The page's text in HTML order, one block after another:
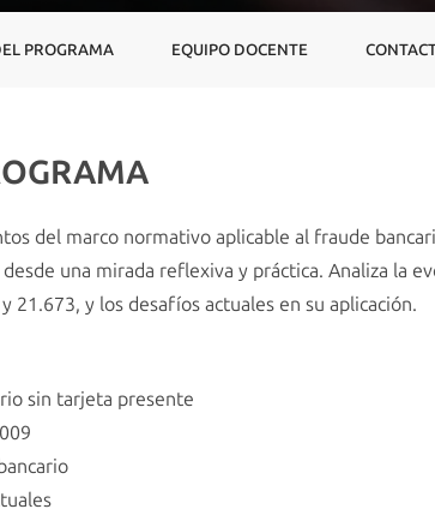
PROGRAMA EQUIPO DOCENTE
del marco normativo aplicable al fraude
una mirada reflexiva y práctica. Analiza la
21.673, y los desafíos actuales en su aplicación.
sin tarjeta presente